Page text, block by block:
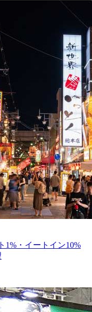
1%・イートイン10%